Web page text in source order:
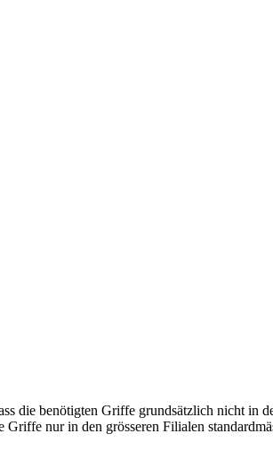
die benötigten Griffe grundsätzlich nicht in
nur in den grösseren Filialen